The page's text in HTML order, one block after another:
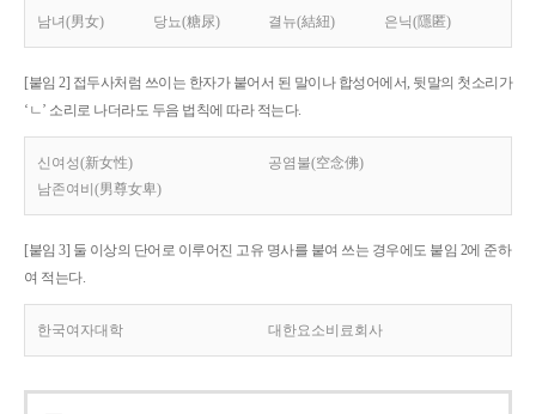
남녀(男女) 당뇨(糖尿) 결뉴(結紐) 은닉(隱匿)
[붙임 2] 접두사처럼 쓰이는 한자가 붙어서 된 말이나 합성어에서, 뒷말의 첫소리가
‘ㄴ’ 소리로 나더라도 두음 법칙에 따라 적는다.
신여성(新女性)
공염불(空念佛)
남존여비(男尊女卑)
[붙임 3] 둘 이상의 단어로 이루어진 고유 명사를 붙여 쓰는 경우에도 붙임 2에 준하
여 적는다.
한국여자대학 대한요소비료회사